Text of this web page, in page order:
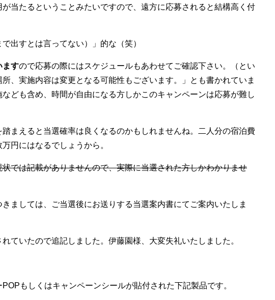
当たるということみたいですので、遠方に応募されると結構高く付
出すとは言ってない）」的な（笑）
ますので応募の際にはスケジュールもあわせてご確認下さい。（とい
、実施内容は変更となる可能性もございます。」とも書かれていま
ども含め、時間が自由になる方しかこのキャンペーンは応募が難し
まえると当選確率は良くなるのかもしれませんね。二人分の宿泊費
円にはなるでしょうから。
では記載がありませんので、実際に当選された方しかわかりませ
ましては、ご当選後にお送りする当選案内書にてご案内いたしま
ていたので追記しました。伊藤園様、大変失礼いたしました。
もしくはキャンペーンシールが貼付された下記製品です。